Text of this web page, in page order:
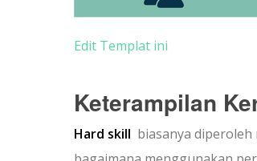
Edit Templat ini
Keterampilan
Hard skill biasanya